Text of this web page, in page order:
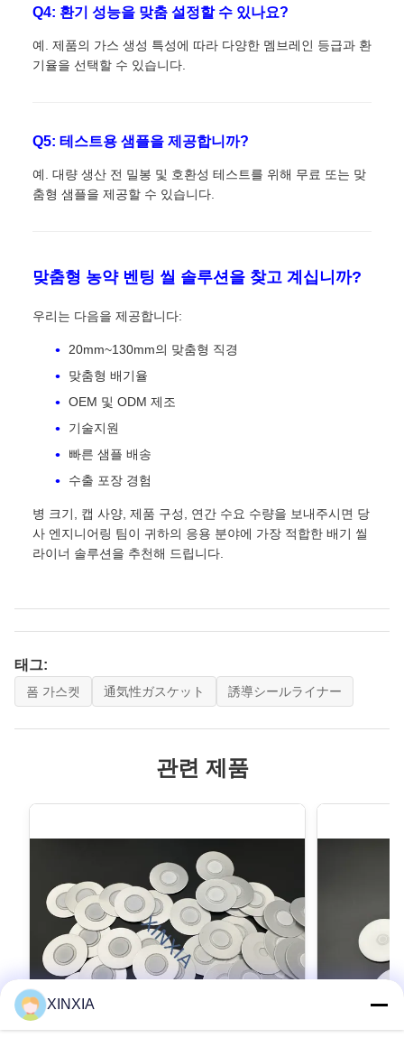
Q4: 환기 성능을 맞춤 설정할 수 있나요?
예. 제품의 가스 생성 특성에 따라 다양한 멤브레인 등급과 환
기율을 선택할 수 있습니다.
Q5: 테스트용 샘플을 제공합니까?
예. 대량 생산 전 밀봉 및 호환성 테스트를 위해 무료 또는 맞
춤형 샘플을 제공할 수 있습니다.
맞춤형 농약 벤팅 씰 솔루션을 찾고 계십니까?
우리는 다음을 제공합니다:
20mm~130mm의 맞춤형 직경
맞춤형 배기율
OEM 및 ODM 제조
기술지원
빠른 샘플 배송
수출 포장 경험
병 크기, 캡 사양, 제품 구성, 연간 수요 수량을 보내주시면 당
사 엔지니어링 팀이 귀하의 응용 분야에 가장 적합한 배기 씰
라이너 솔루션을 추천해 드립니다.
태그:
폼 가스켓 通気性ガスケット 誘導シールライナー
관련 제품
XINXIA